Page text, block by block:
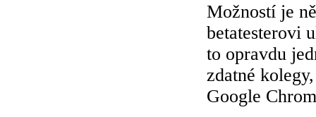
Možností je
betatesterovi
to opravdu
zdatné
Google